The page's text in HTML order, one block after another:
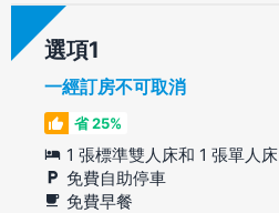
選項
一經訂房不可取消
省 25%
1 張標準雙人床和 1 張單人床
免費自助停車
免費早餐